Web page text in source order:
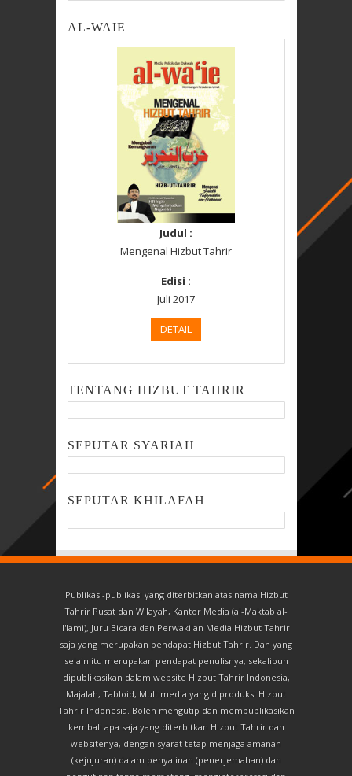
AL-WAIE
Judul :
Mengenal Hizbut Tahrir
Edisi :
Juli 2017
DETAIL
TENTANG HIZBUT TAHRIR
SEPUTAR SYARIAH
SEPUTAR KHILAFAH
Publikasi-publikasi yang diterbitkan atas nama Hizbut
Tahrir Pusat dan Wilayah, Kantor Media (al-Maktab al-
I'lami), Juru Bicara dan Perwakilan Media Hizbut Tahrir
saja yang merupakan pendapat Hizbut Tahrir. Dan yang
selain itu merupakan pendapat penulisnya, sekalipun
dipublikasikan dalam website Hizbut Tahrir Indonesia,
Majalah, Tabloid, Multimedia yang diproduksi Hizbut
Tahrir Indonesia. Boleh mengutip dan mempublikasikan
kembali apa saja yang diterbitkan Hizbut Tahrir dan
websitenya, dengan syarat tetap menjaga amanah
(kejujuran) dalam penyalinan (penerjemahan) dan